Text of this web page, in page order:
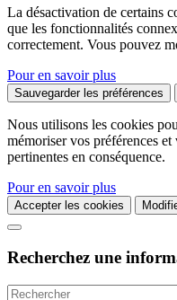
La désactivation de certains
que les fonctionnalités
correctement. Vous pouvez
Pour en savoir plus
Sauvegarder les préférences
Nous utilisons les cookies
mémoriser vos préférences
pertinentes en conséquence.
Pour en savoir plus
Accepter les cookies
Recherchez une